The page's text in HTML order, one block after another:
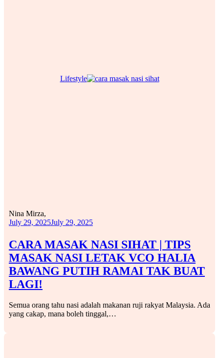
Lifestyle
CARA MASAK NASI SIHAT | TIPS
MASAK NASI LETAK VCO HALIA
BAWANG PUTIH RAMAI TAK BUAT
LAGI!
Nina Mirza,
July 29, 2025July 29, 2025
Semua orang tahu nasi adalah makanan ruji rakyat Malaysia. Ada
yang cakap, mana boleh tinggal,…